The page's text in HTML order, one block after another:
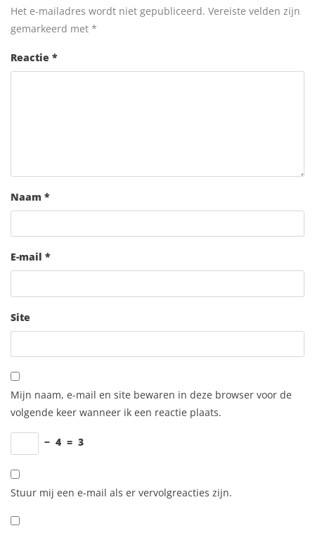
Het e-mailadres wordt niet gepubliceerd. Vereiste velden zijn
gemarkeerd met *
Reactie *
Naam *
E-mail *
Site
Mijn naam, e-mail en site bewaren in deze browser voor de
volgende keer wanneer ik een reactie plaats.
− 4 = 3
Stuur mij een e-mail als er vervolgreacties zijn.